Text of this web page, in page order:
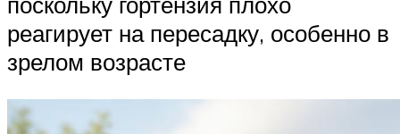
реагирует на пересадку, особенно в
зрелом возрасте